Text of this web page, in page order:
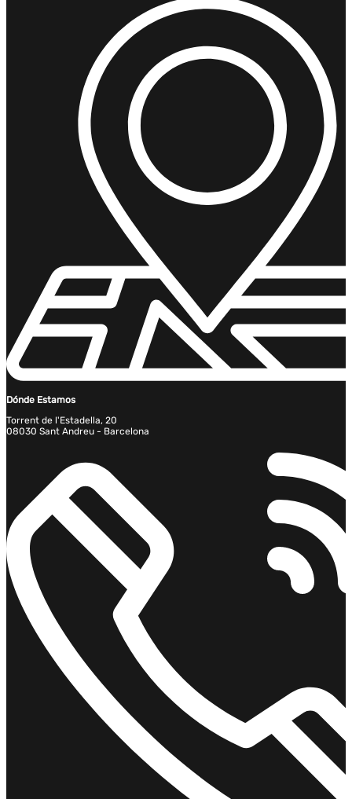
Dónde Estamos
Torrent de l'Estadella, 20
08030 Sant Andreu - Barcelona